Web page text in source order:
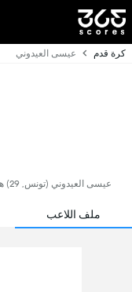
كرة قدم عيسى العيدوني
عيسى العيدوني (تونس, 29) هو لاعب كرة قدم, يلعب حاليًا لصالح الوكرة في قطر.
ملف اللاعب